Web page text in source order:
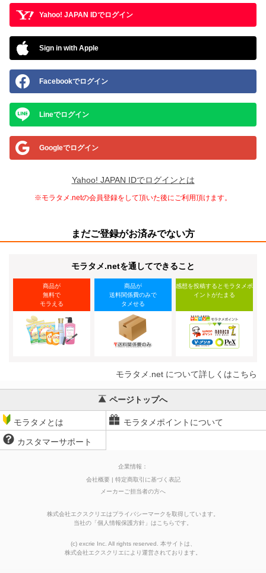
Yahoo! JAPAN IDでログイン
Sign in with Apple
Facebookでログイン
Lineでログイン
Googleでログイン
Yahoo! JAPAN IDでログインとは
※モラタメ.netの会員登録をして頂いた後にご利用頂けます。
まだご登録がお済みでない方
モラタメ.netを通してできること
商品が
無料で
モラえる
商品が
送料関係費のみで
タメせる
感想を投稿するとモラタメポ
イントがたまる
モラタメ.net について詳しくはこちら
ページトップへ
モラタメとは モラタメポイントについて
カスタマーサポート
企業情報：
会社概要
特定商取引に基づく表記
メーカーご担当者の方へ
株式会社エクスクリエはプライバシーマークを取得しています。
当社の 「 個人情報保護方針 」はこちらです。
(c) excrie Inc. All rights reserved. 本サイトは、
株式会社エクスクリエにより運営されております。